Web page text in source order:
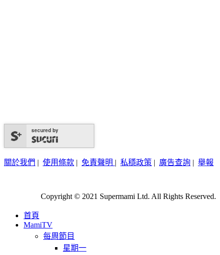
secured by
關於我們 | 使用條款 | 免責聲明 | 私穩政策 | 廣告查詢 | 舉報
Copyright © 2021 Supermami Ltd. All Rights Reserved.
首頁
MamiTV
每周節目
星期一